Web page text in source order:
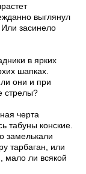
выглянул
засинело
в ярких
шапках.
они и при
стрелы?
черта
табуны конские.
замелькали
тарбаган, или
мало ли всякой